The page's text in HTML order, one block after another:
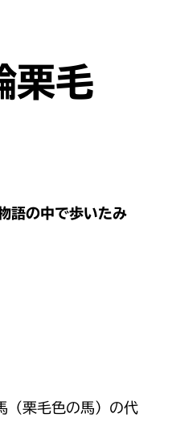
栗毛
語の中で歩いたみ
（栗毛色の馬）の代